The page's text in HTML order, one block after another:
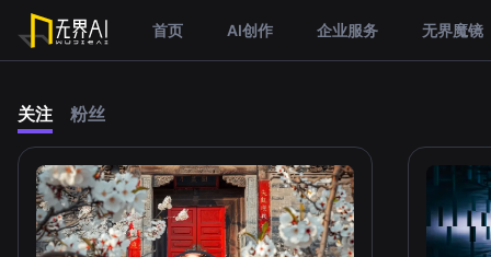
首页 AI创作 企业服务 无界魔镜
关注 粉丝